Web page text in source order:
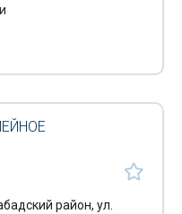
район, ул.